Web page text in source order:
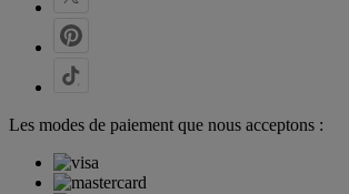
Les modes de paiement que nous acceptons :